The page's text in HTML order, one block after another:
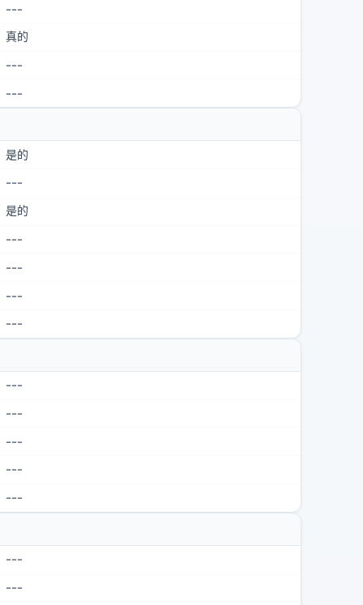
---
真的
---
---
是的
---
是的
---
---
---
---
---
---
---
---
---
---
---